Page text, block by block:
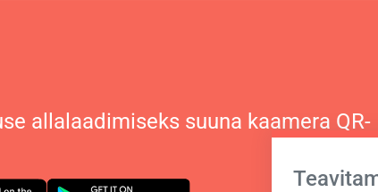
allalaadimiseks suuna kaamera QR-